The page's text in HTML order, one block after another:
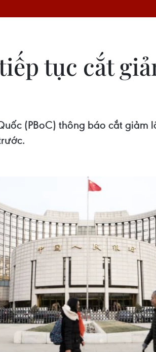
tục cắt
(PBoC) thông báo cắt giảm